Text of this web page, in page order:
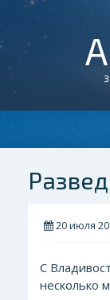
20 июля
С
несколько